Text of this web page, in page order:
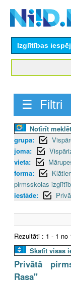
Izglītības
☰ Filtri
Notīrīt
grupa:
joma:
vieta:
forma:
pirmsskolas
iestāde:
Rezultāti : 1 - 1 no
Skatīt visas
Privātā
Rasa"